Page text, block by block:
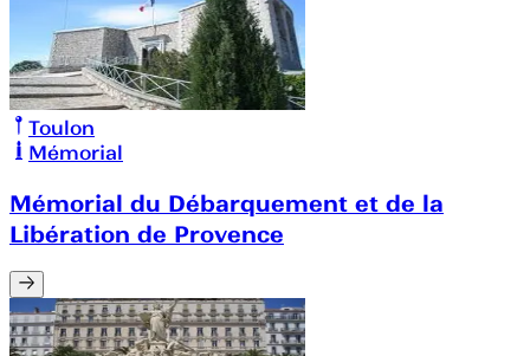
Toulon
Mémorial
Mémorial du Débarquement et de la
Libération de Provence